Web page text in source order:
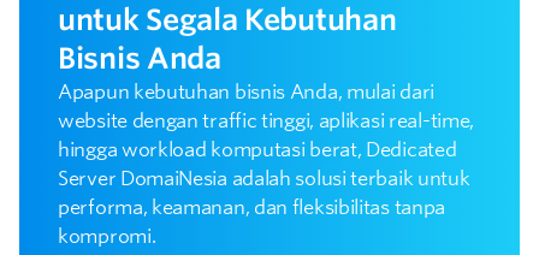
untuk Segala Kebutuhan
Bisnis Anda
Apapun kebutuhan bisnis Anda, mulai dari
website dengan traffic tinggi, aplikasi real-time,
hingga workload komputasi berat, Dedicated
Server DomaiNesia adalah solusi terbaik untuk
performa, keamanan, dan fleksibilitas tanpa
kompromi.